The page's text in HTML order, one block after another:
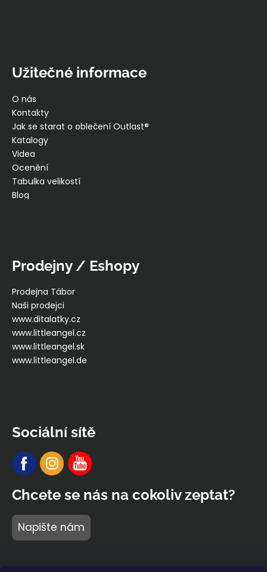
Užitečné informace
O nás
Kontakty
Jak se starat o oblečení Outlast®
Katalogy
Videa
Ocenění
Tabulka velikostí
Blog
Prodejny / Eshopy
Prodejna Tábor
Naši prodejci
www.ditalatky.cz
www.littleangel.cz
www.littleangel.sk
www.littleangel.de
Sociální sítě
Chcete se nás na cokoliv zeptat?
Napište nám